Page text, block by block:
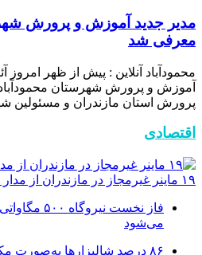
مدیر جدید آموزش و پرورش
معرفی شد
محمودآباد آنلاین : پیش از ظهر امروز
آموزش و پرورش شهرستان
پرورش استان مازندران و مسئولین
اقتصادی
۱۹ ماینر غیرمجاز در مازندران از مدار خارج شد
فاز نخست
می‌شود
۸۶ درصد شالیزارها به‌صورت مکانیزه نشاءکاری می‌شوند